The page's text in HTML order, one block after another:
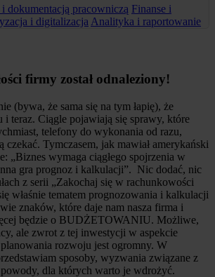
dokumentacją pracowniczą Finanse i
i digitalizacjaAnalityka i raportowanie
firmy został odnaleziony!
(bywa, że sama się na tym łapię), że
i teraz. Ciągle pojawiają się sprawy, które
telefony do wykonania od razu,
czekać. Tymczasem, jak mawiał amerykański
„Biznes wymaga ciągłego spojrzenia w
gra prognoz i kalkulacji”. Nic dodać, nic
z serii „Zakochaj się w rachunkowości
właśnie tematem prognozowania i kalkulacji
znaków, które daje nam nasza firma i
będzie o BUDŻETOWANIU. Możliwe,
ale zwrot z tej inwestycji w aspekcie
rozwoju jest ogromny. W
sposoby, wyzwania związane z
dla których warto je wdrożyć.